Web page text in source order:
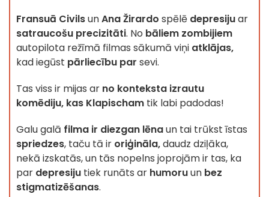
Fransuā CivilsunAna Žirardo spēlē depresijuar
satraucošu precizitāti. No bāliem zombijiem
autopilota režīmā filmas sākumā viņi atklājas,
kad iegūst pārliecību par sevi.
Tas viss ir mijas ar no konteksta izrautu
komēdiju, kas Klapischam tik labi padodas!
Galu galā filma ir diezgan lēnaun tai trūkst īstas
spriedzes, taču tā ir oriģināla,daudz dziļāka,
nekā izskatās, un tās nopelns joprojām ir tas, ka
par depresiju tiek runāts ar humoruun bez
stigmatizēšanas.